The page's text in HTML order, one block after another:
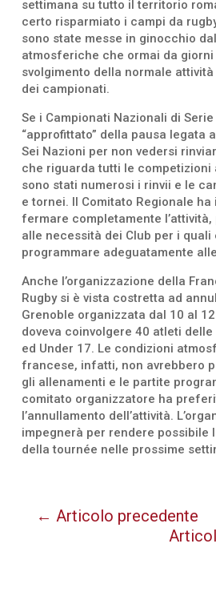
settimana su tutto il territorio
certo risparmiato i campi da
sono state messe in ginocchio
atmosferiche che ormai da
svolgimento della normale
dei campionati.
Se i Campionati Nazionali di Serie
“approfittato” della pausa legata
Sei Nazioni per non vedersi
che riguarda tutti le competizioni
sono stati numerosi i rinvii e le
e tornei. Il Comitato Regionale
fermare completamente
alle necessità dei Club per i quali
programmare adeguatamente
Anche l’organizzazione della
Rugby si è vista costretta ad
Grenoble organizzata dal 10 al
doveva coinvolgere 40 atleti
ed Under 17. Le condizioni
francese, infatti, non avrebbero
gli allenamenti e le partite
comitato organizzatore ha
l’annullamento dell’attività.
impegnerà per rendere possibile
della tournée nelle prossime
← Articolo precedente